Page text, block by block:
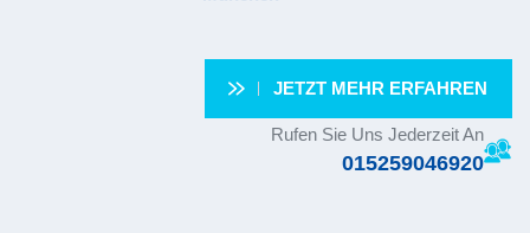
JETZT MEHR ERFAHREN
Rufen Sie Uns Jederzeit An
015259046920